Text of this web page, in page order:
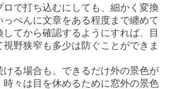
ロで打ち込むにしても、細かく変換
ぺんに文章をある程度まで纏めて
てから確認するようにすれば、目
野狭窄も多少は防ぐことができま
ける場合も、できるだけ外の景色が
時々は目を休めるために窓外の景色